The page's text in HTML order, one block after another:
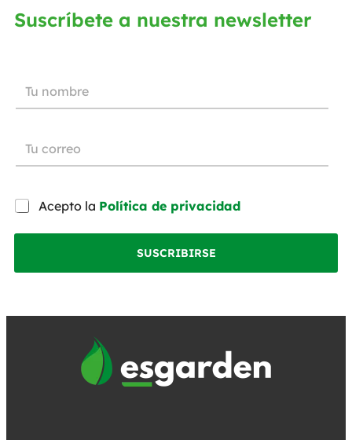
Suscríbete a nuestra newsletter
Acepto la Política de privacidad
SUSCRIBIRSE